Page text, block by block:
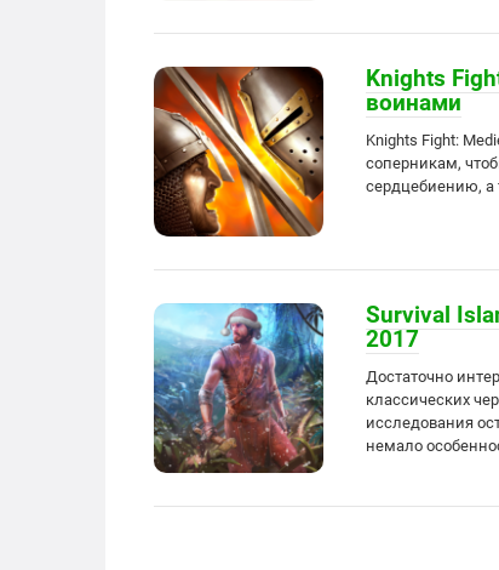
Knights
воинами
Knights Fight:
соперникам,
сердцебиению, а
Survival
2017
Достаточно
классических
исследования
немало